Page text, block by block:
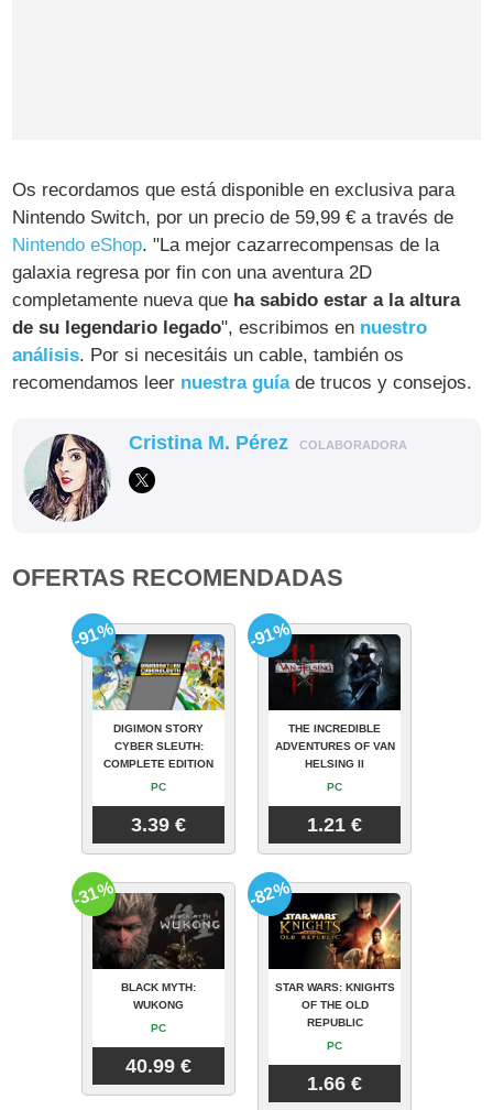
Os recordamos que está disponible en exclusiva para
Nintendo Switch, por un precio de 59,99 € a través de
Nintendo eShop. "La mejor cazarrecompensas de la
galaxia regresa por fin con una aventura 2D
completamente nueva que ha sabido estar a la altura
de su legendario legado", escribimos en nuestro
análisis. Por si necesitáis un cable, también os
recomendamos leer nuestra guíade trucos y consejos.
Cristina M. Pérez COLABORADORA
OFERTAS RECOMENDADAS
DIGIMON STORY
CYBER SLEUTH:
COMPLETE EDITION
PC
3.39 €
-91%
THE INCREDIBLE
ADVENTURES OF VAN
HELSING II
PC
1.21 €
-91%
BLACK MYTH:
WUKONG
PC
40.99 €
-31%
STAR WARS: KNIGHTS
OF THE OLD
REPUBLIC
PC
1.66 €
-82%